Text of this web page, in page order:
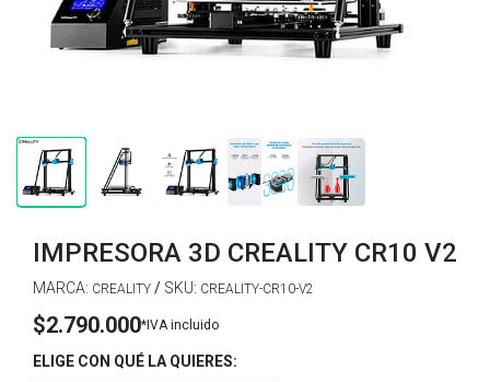
IMPRESORA 3D CREALITY CR10 V2
MARCA: CREALITY / SKU: CREALITY-CR10-V2
$2.790.000*IVA incluido
ELIGE CON QUÉ LA QUIERES: